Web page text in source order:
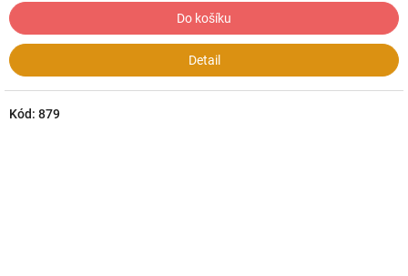
Do košíku
Detail
Kód: 879